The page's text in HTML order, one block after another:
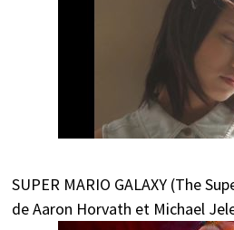
SUPER MARIO GALAXY (The
de Aaron Horvath et Michael